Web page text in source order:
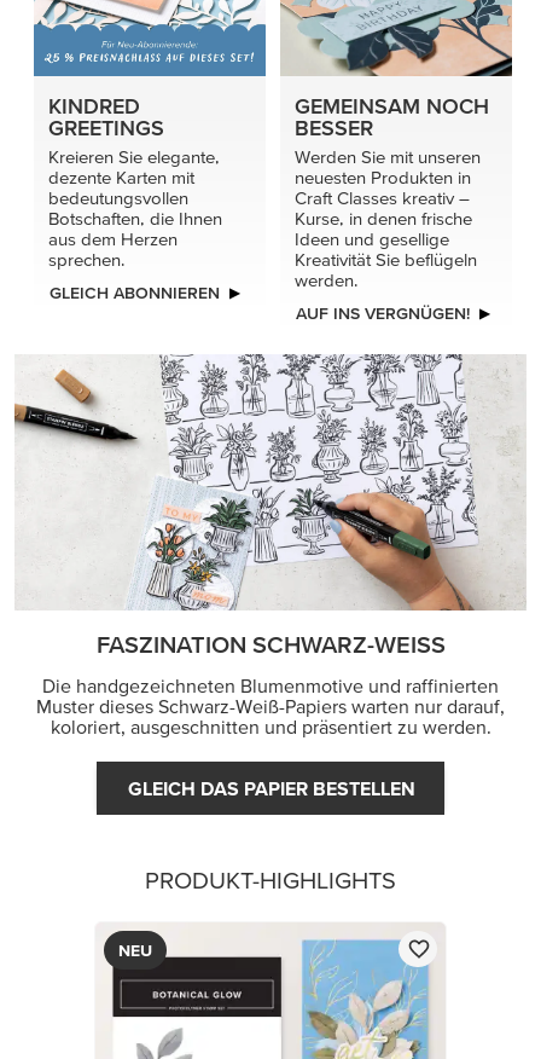
KINDRED
GREETINGS
Kreieren Sie elegante,
dezente Karten mit
bedeutungsvollen
Botschaften, die Ihnen
aus dem Herzen
sprechen.
GLEICH ABONNIEREN
GEMEINSAM NOCH
BESSER
Werden Sie mit unseren
neuesten Produkten in
Craft Classes kreativ –
Kurse, in denen frische
Ideen und gesellige
Kreativität Sie beflügeln
werden.
AUF INS VERGNÜGEN!
FASZINATION SCHWARZ-WEISS
Die handgezeichneten Blumenmotive und raffinierten
Muster dieses Schwarz-Weiß-Papiers warten nur darauf,
koloriert, ausgeschnitten und präsentiert zu werden.
GLEICH DAS PAPIER BESTELLEN
PRODUKT-HIGHLIGHTS
NEU